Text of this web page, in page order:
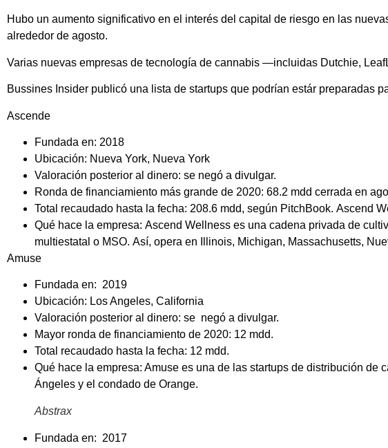
Hubo un aumento significativo en el interés del capital de riesgo en las
alrededor de agosto.
Varias nuevas empresas de tecnología de cannabis —incluidas Dutchie,
Bussines Insider publicó una lista de startups que podrían estár preparadas
Ascende
Fundada en: 2018
Ubicación: Nueva York, Nueva York
Valoración posterior al dinero: se negó a divulgar.
Ronda de financiamiento más grande de 2020: 68.2 mdd cerrada en
Total recaudado hasta la fecha: 208.6 mdd, según PitchBook. Ascend
Qué hace la empresa: Ascend Wellness es una cadena privada de
multiestatal o MSO. Así, opera en Illinois, Michigan, Massachusetts,
Amuse
Fundada en: 2019
Ubicación: Los Angeles, California
Valoración posterior al dinero: se negó a divulgar.
Mayor ronda de financiamiento de 2020: 12 mdd.
Total recaudado hasta la fecha: 12 mdd.
Qué hace la empresa: Amuse es una de las startups de distribución
Ángeles y el condado de Orange.
Abstrax
Fundada en: 2017